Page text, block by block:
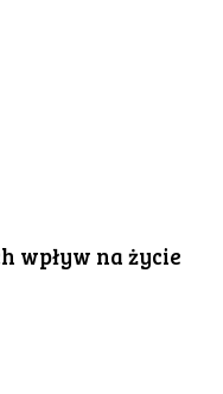
wpływ na życie